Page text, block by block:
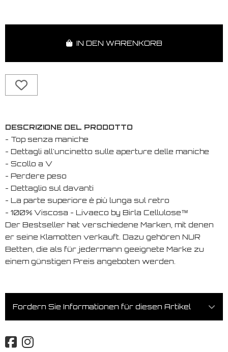
IN DEN WARENKORB
DESCRIZIONE DEL PRODOTTO
- Top senza maniche
- Dettagli all'uncinetto sulle aperture delle maniche
- Scollo a V
- Perdere peso
- Dettaglio sul davanti
- La parte superiore è più lunga sul retro
- 100% Viscosa - Livaeco by Birla Cellulose™
Der Bestseller hat verschiedene Marken, mit denen
er seine Klamotten verkauft. Dazu gehören NUR
Betten, die als für jedermann geeignete Marke zu
einem günstigen Preis angeboten werden.
Fordern Sie Informationen für diesen Artikel